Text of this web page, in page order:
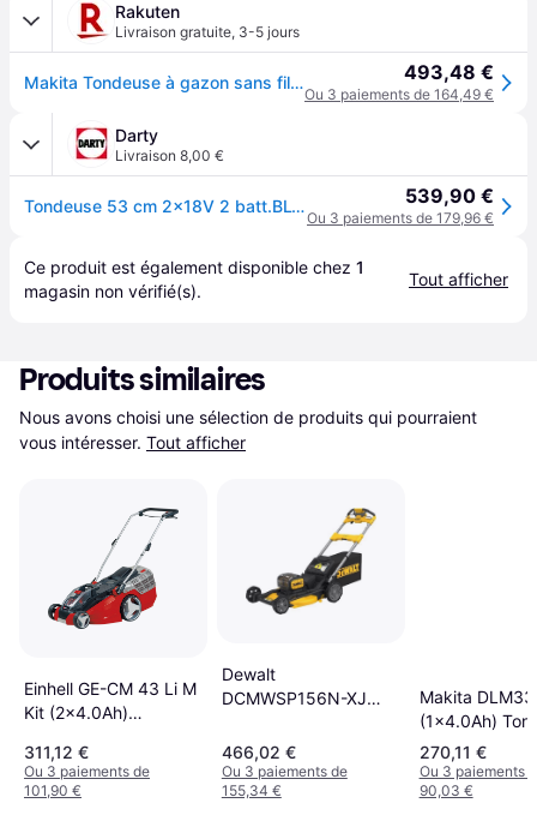
Rakuten
Livraison gratuite, 3-5 jours
Makita Tondeuse à gazon sans fil 18V, sans batterie ni chargeur - DLM538Z 493,48 €
Ou 3 paiements de 164,49 €
Darty
Livraison 8,00 €
Tondeuse 53 cm 2x18V 2 batt.BL1850B + chargeur DC18SH - DLM538CT2 539,90 €
Ou 3 paiements de 179,96 €
Ce produit est également disponible chez 1
magasin non vérifié(s).
Tout afficher
Produits similaires
Nous avons choisi une sélection de produits qui pourraient
vous intéresser. Tout afficher
Einhell GE-CM 43 Li M
Kit (2x4.0Ah)
311,12 €
Ou 3 paiements de
101,90 €
Dewalt
DCMWSP156N-XJ
Batterie
466,02 €
Ou 3 paiements de
155,34 €
Makita
(1x4.0Ah)
Batterie
270,11 €
Ou 3 paiements
90,03 €